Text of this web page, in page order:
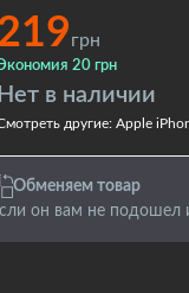
Premium грн
20 грн
Нет в наличии
другие: Apple
Обменяем товар
он вам не подошел